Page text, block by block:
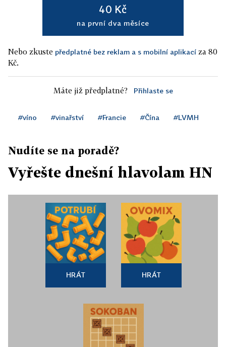
40 Kč
na první dva měsíce
Nebo zkuste předplatné bez reklam a s mobilní aplikací za 80
Kč.
Máte již předplatné? Přihlaste se
#víno #vinařství #Francie #Čína #LVMH
Nudíte se na poradě?
Vyřešte dnešní hlavolam HN
HRÁT HRÁT